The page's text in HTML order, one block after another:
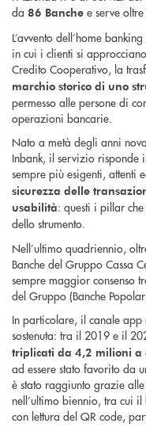
da 86 Banche e serve oltre
L’avvento dell’home
in cui i clienti si
Credito Cooperativo, la
marchio storico di uno
permesso alle persone di
operazioni bancarie.
Nato a metà degli anni
Inbank, il servizio risponde
sempre più esigenti, attenti
sicurezza delle
usabilità: questi i pillar
dello strumento.
Nell’ultimo quadriennio,
Banche del Gruppo Cassa
sempre maggior consenso
del Gruppo (Banche
In particolare, il canale app
sostenuta: tra il 2019 e il
triplicati da 4,2 milioni a
ad essere stato favorito da
è stato raggiunto grazie
nell’ultimo biennio, tra cui il
con lettura del QR code,